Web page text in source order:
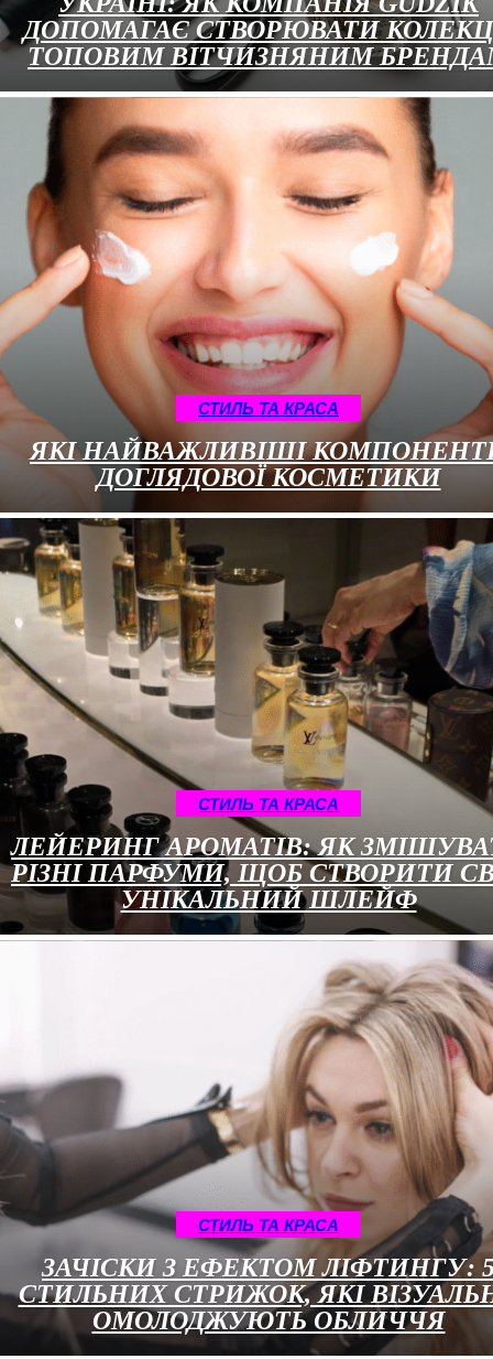
ДОПОМАГАЄ СТВОРЮВАТИ
ТОПОВИМ ВІТЧИЗНЯНИМ
СТИЛЬ ТА КРАСА
ЯКІ НАЙВАЖЛИВІШІ
ДОГЛЯДОВОЇ КОСМЕТИКИ
СТИЛЬ ТА КРАСА
ЛЕЙЕРИНГ АРОМАТІВ: ЯК
РІЗНІ ПАРФУМИ, ЩОБ СТВОРИТИ
УНІКАЛЬНИЙ ШЛЕЙФ
СТИЛЬ ТА КРАСА
ЗАЧІСКИ З ЕФЕКТОМ ЛІФТИНГУ:
СТИЛЬНИХ СТРИЖОК, ЯКІ
ОМОЛОДЖУЮТЬ ОБЛИЧЧЯ